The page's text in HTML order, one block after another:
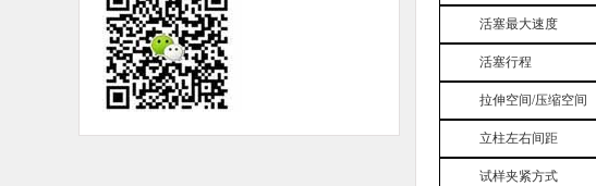
活塞最大速度
活塞行程
拉伸空间/压缩空间
立柱左右间距
试样夹紧方式